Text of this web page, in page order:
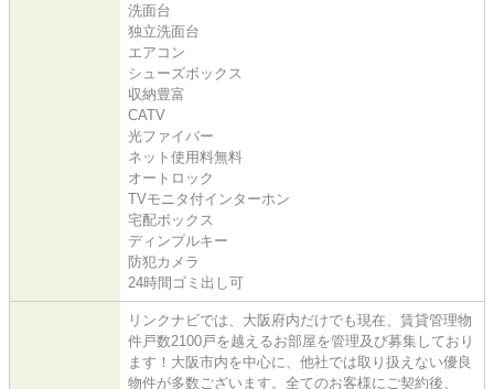
洗面台
独立洗面台
エアコン
シューズボックス
収納豊富
CATV
光ファイバー
ネット使用料無料
オートロック
TVモニタ付インターホン
宅配ボックス
ディンプルキー
防犯カメラ
24時間ゴミ出し可
リンクナビでは、大阪府内だけでも現在、賃貸管理物
件戸数2100戸を越えるお部屋を管理及び募集しており
ます！大阪市内を中心に、他社では取り扱えない優良
物件が多数ございます。全てのお客様にご契約後、